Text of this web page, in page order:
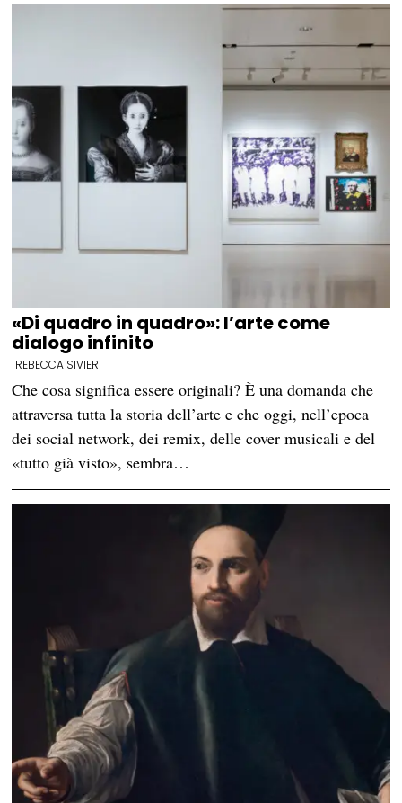
«Di quadro in quadro»: l’arte come
dialogo infinito
REBECCA SIVIERI
Che cosa significa essere originali? È una domanda che
attraversa tutta la storia dell’arte e che oggi, nell’epoca
dei social network, dei remix, delle cover musicali e del
«tutto già visto», sembra…